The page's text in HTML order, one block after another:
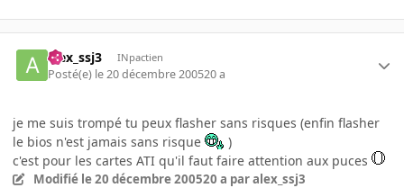
alex_ssj3 INpactien
Posté(e) le 20 décembre 200520 a
je me suis trompé tu peux flasher sans risques (enfin flasher
le bios n'est jamais sans risque
)
c'est pour les cartes ATI qu'il faut faire attention aux puces
Modifié le 20 décembre 200520 a par alex_ssj3